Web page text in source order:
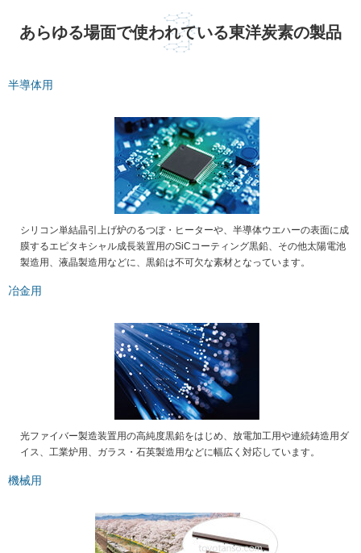
あらゆる場面で使われている東洋炭素の製品
半導体用
シリコン単結晶引上げ炉のるつぼ・ヒーターや、半導体ウエハーの表面に成
膜するエピタキシャル成長装置用のSiCコーティング黒鉛、その他太陽電池
製造用、液晶製造用などに、黒鉛は不可欠な素材となっています。
冶金用
光ファイバー製造装置用の高純度黒鉛をはじめ、放電加工用や連続鋳造用ダ
イス、工業炉用、ガラス・石英製造用などに幅広く対応しています。
機械用